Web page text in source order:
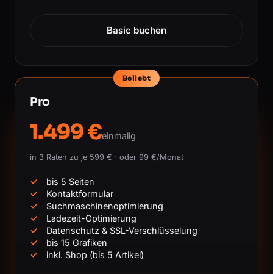
Basic buchen
Beliebt
Pro
1.499 €einmalig
in 3 Raten zu je 599 € · oder 99 €/Monat
bis 5 Seiten
Kontaktformular
Suchmaschinenoptimierung
Ladezeit-Optimierung
Datenschutz & SSL-Verschlüsselung
bis 15 Grafiken
inkl. Shop (bis 5 Artikel)